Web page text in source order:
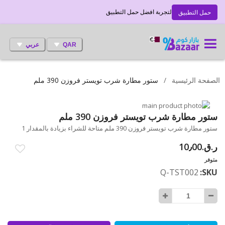
حمل التطبيق لتجربة افضل حمل التطبيق
QAR عربي
الصفحة الرئيسية ستور مطارة شرب تويستر فروزن 390 ملم
انتقل
إلى
النهاية
معرض
الصور
تخطي
إلى
بداية
معرض
الصور
ستور مطارة شرب تويستر فروزن 390 ملم
ستور مطارة شرب تويستر فروزن 390 ملم متاحة للشراء بزيادة بالمقدار 1
ر.ق.‏10٫00
متوفر
SKU
Q-TST002